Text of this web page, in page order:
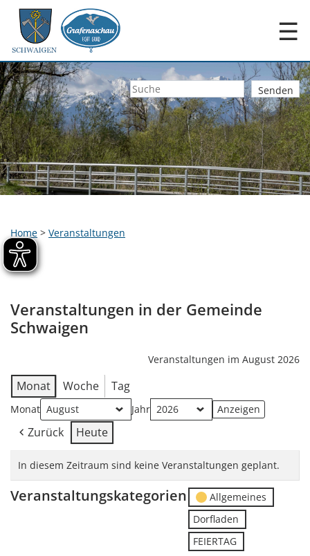
☰
Home > Veranstaltungen
Veranstaltungen in der Gemeinde
Schwaigen
Veranstaltungen im August 2026
Monat Woche Tag
Monat Jahr
Zurück Heute
In diesem Zeitraum sind keine Veranstaltungen geplant.
Veranstaltungskategorien
Allgemeines
Dorfladen
FEIERTAG